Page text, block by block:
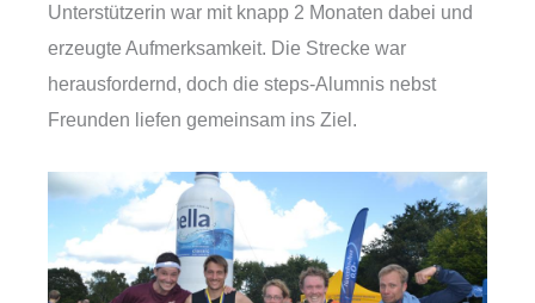
Unterstützerin war mit knapp 2 Monaten dabei und
erzeugte Aufmerksamkeit. Die Strecke war
herausfordernd, doch die steps-Alumnis nebst
Freunden liefen gemeinsam ins Ziel.